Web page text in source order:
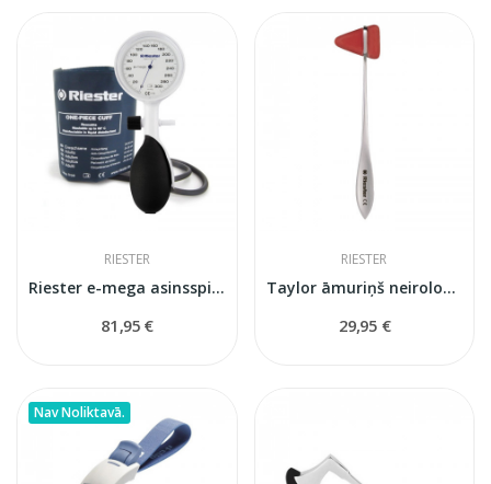
RIESTER
Riester e-mega asinsspiediena mērītājs
81,95 €
RIESTER
Taylor āmuriņš neirologiskais
29,95 €
Nav Noliktavā.